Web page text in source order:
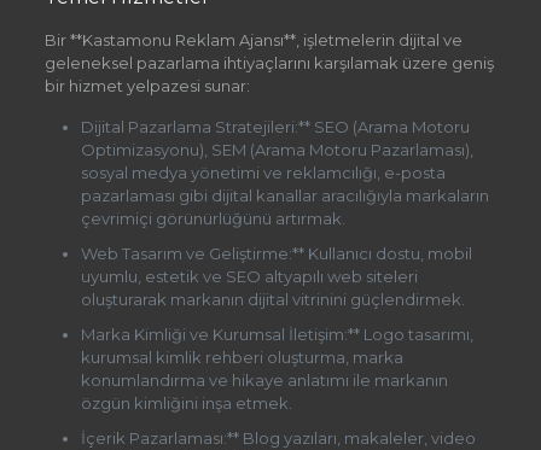
Bir **Kastamonu Reklam Ajansı**, işletmelerin dijital ve
geleneksel pazarlama ihtiyaçlarını karşılamak üzere geniş
bir hizmet yelpazesi sunar:
Dijital Pazarlama Stratejileri:** SEO (Arama Motoru
Optimizasyonu), SEM (Arama Motoru Pazarlaması),
sosyal medya yönetimi ve reklamcılığı, e-posta
pazarlaması gibi dijital kanallar aracılığıyla markaların
çevrimiçi görünürlüğünü artırmak.
Web Tasarım ve Geliştirme:** Kullanıcı dostu, mobil
uyumlu, estetik ve SEO altyapılı web siteleri
oluşturarak markanın dijital vitrinini güçlendirmek.
Marka Kimliği ve Kurumsal İletişim:** Logo tasarımı,
kurumsal kimlik rehberi oluşturma, marka
konumlandırma ve hikaye anlatımı ile markanın
özgün kimliğini inşa etmek.
İçerik Pazarlaması:** Blog yazıları, makaleler, video